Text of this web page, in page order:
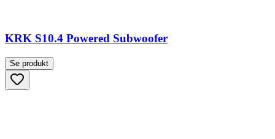
KRK S10.4 Powered Subwoofer
Se produkt